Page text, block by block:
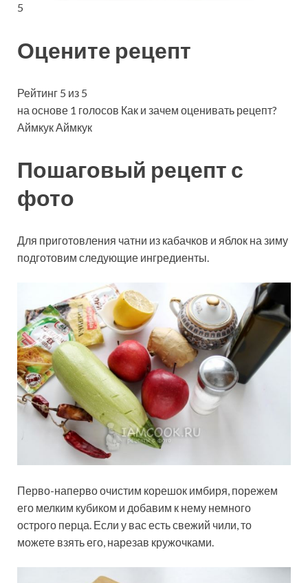
5
Оцените рецепт
Рейтинг 5 из 5
на основе 1 голосов Как и зачем оценивать рецепт?
Аймкук Аймкук
Пошаговый рецепт с
фото
Для приготовления чатни из кабачков и яблок на зиму
подготовим следующие ингредиенты.
Перво-наперво очистим корешок имбиря, порежем
его мелким кубиком и добавим к нему немного
острого перца. Если у вас есть свежий чили, то
можете взять его, нарезав кружочками.